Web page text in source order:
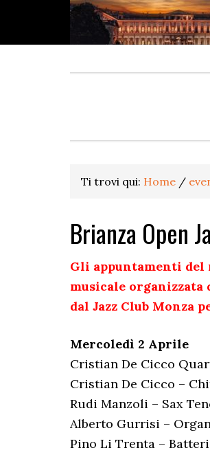
Ti trovi qui: Home /
Brianza Open
Gli appuntamenti del
musicale organizzata
dal Jazz Club Monza
Mercoledì 2 Aprile
Cristian De Cicco
Cristian De Cicco –
Rudi Manzoli – Sax
Alberto Gurrisi –
Pino Li Trenta –